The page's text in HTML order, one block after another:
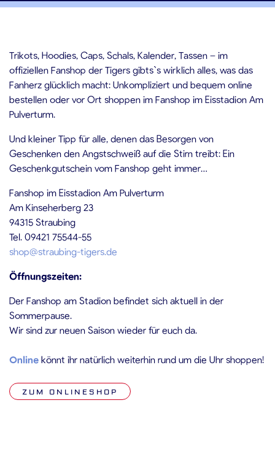
Trikots, Hoodies, Caps, Schals, Kalender, Tassen – im
offiziellen Fanshop der Tigers gibts`s wirklich alles, was das
Fanherz glücklich macht: Unkompliziert und bequem online
bestellen oder vor Ort shoppen im Fanshop im Eisstadion Am
Pulverturm.
Und kleiner Tipp für alle, denen das Besorgen von
Geschenken den Angstschweiß auf die Stirn treibt: Ein
Geschenkgutschein vom Fanshop geht immer…
Fanshop im Eisstadion Am Pulverturm
Am Kinseherberg 23
94315 Straubing
Tel. 09421 75544-55
shop@straubing-tigers.de
Öffnungszeiten:
Der Fanshop am Stadion befindet sich aktuell in der
Sommerpause.
Wir sind zur neuen Saison wieder für euch da.
Online könnt ihr natürlich weiterhin rund um die Uhr shoppen!
ZUM ONLINESHOP